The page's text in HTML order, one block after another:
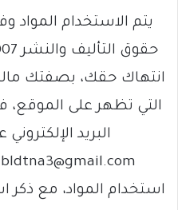
انتهاك حقك، بصفتك
التي تظهر على الموقع،
البريد
استخدام المواد، مع